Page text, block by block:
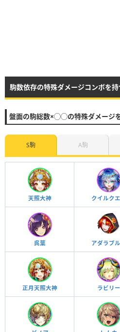
駒数依存の特殊ダメージコンボを
盤面の駒総数×◯◯の特殊ダメージ
S駒 A駒
天照大神 クイルク
呉葉 アダラブ
正月天照大神 ラビリー